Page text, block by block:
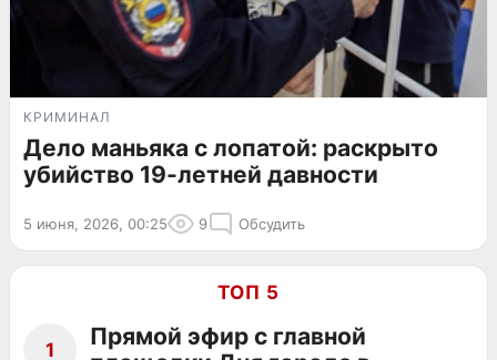
КРИМИНАЛ
Дело маньяка с лопатой: раскрыто
убийство 19-летней давности
5 июня, 2026, 00:25 9 Обсудить
ТОП 5
1
Прямой эфир с главной